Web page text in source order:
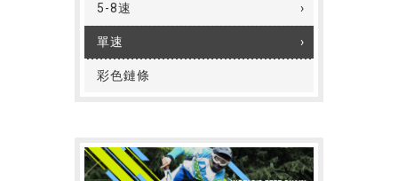
5-8速
單速
彩色鏈條